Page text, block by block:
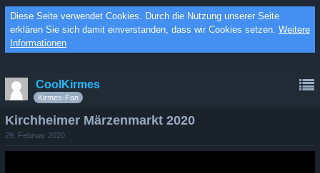
Diese Seite verwendet Cookies. Durch die Nutzung unserer Seite
erklären Sie sich damit einverstanden, dass wir Cookies setzen. Weitere
Informationen
CoolKirmes
Kirmes-Fan
Kirchheimer Märzenmarkt 2020
29. Februar 2020